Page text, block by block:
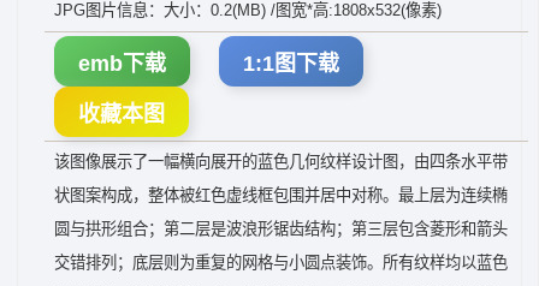
JPG图片信息：大小：0.2(MB) /图宽*高:1808x532(像素)
emb下载 1:1图下载
收藏本图
该图像展示了一幅横向展开的蓝色几何纹样设计图，由四条水平带
状图案构成，整体被红色虚线框包围并居中对称。最上层为连续椭
圆与拱形组合；第二层是波浪形锯齿结构；第三层包含菱形和箭头
交错排列；底层则为重复的网格与小圆点装饰。所有纹样均以蓝色